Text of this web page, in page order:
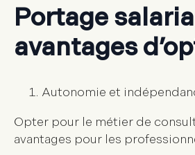
Portage
avantages
Autonomie et
Opter pour le métier de
avantages pour les